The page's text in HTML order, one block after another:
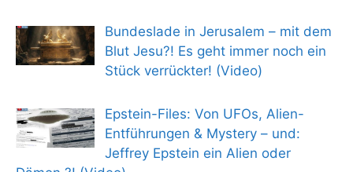
Bundeslade in Jerusalem – mit dem
Blut Jesu?! Es geht immer noch ein
Stück verrückter! (Video)
Epstein-Files: Von UFOs, Alien-
Entführungen & Mystery – und:
Jeffrey Epstein ein Alien oder